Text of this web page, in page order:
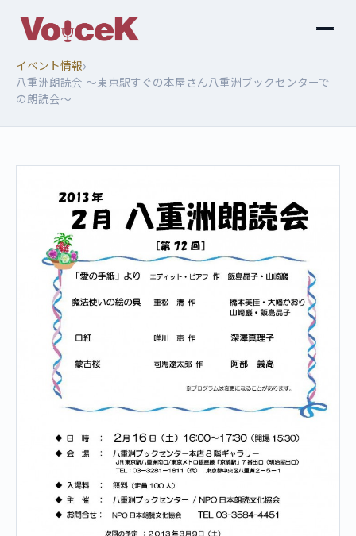
イベント情報›
八重洲朗読会 ～東京駅すぐの本屋さん八重洲ブックセンターで
の朗読会～